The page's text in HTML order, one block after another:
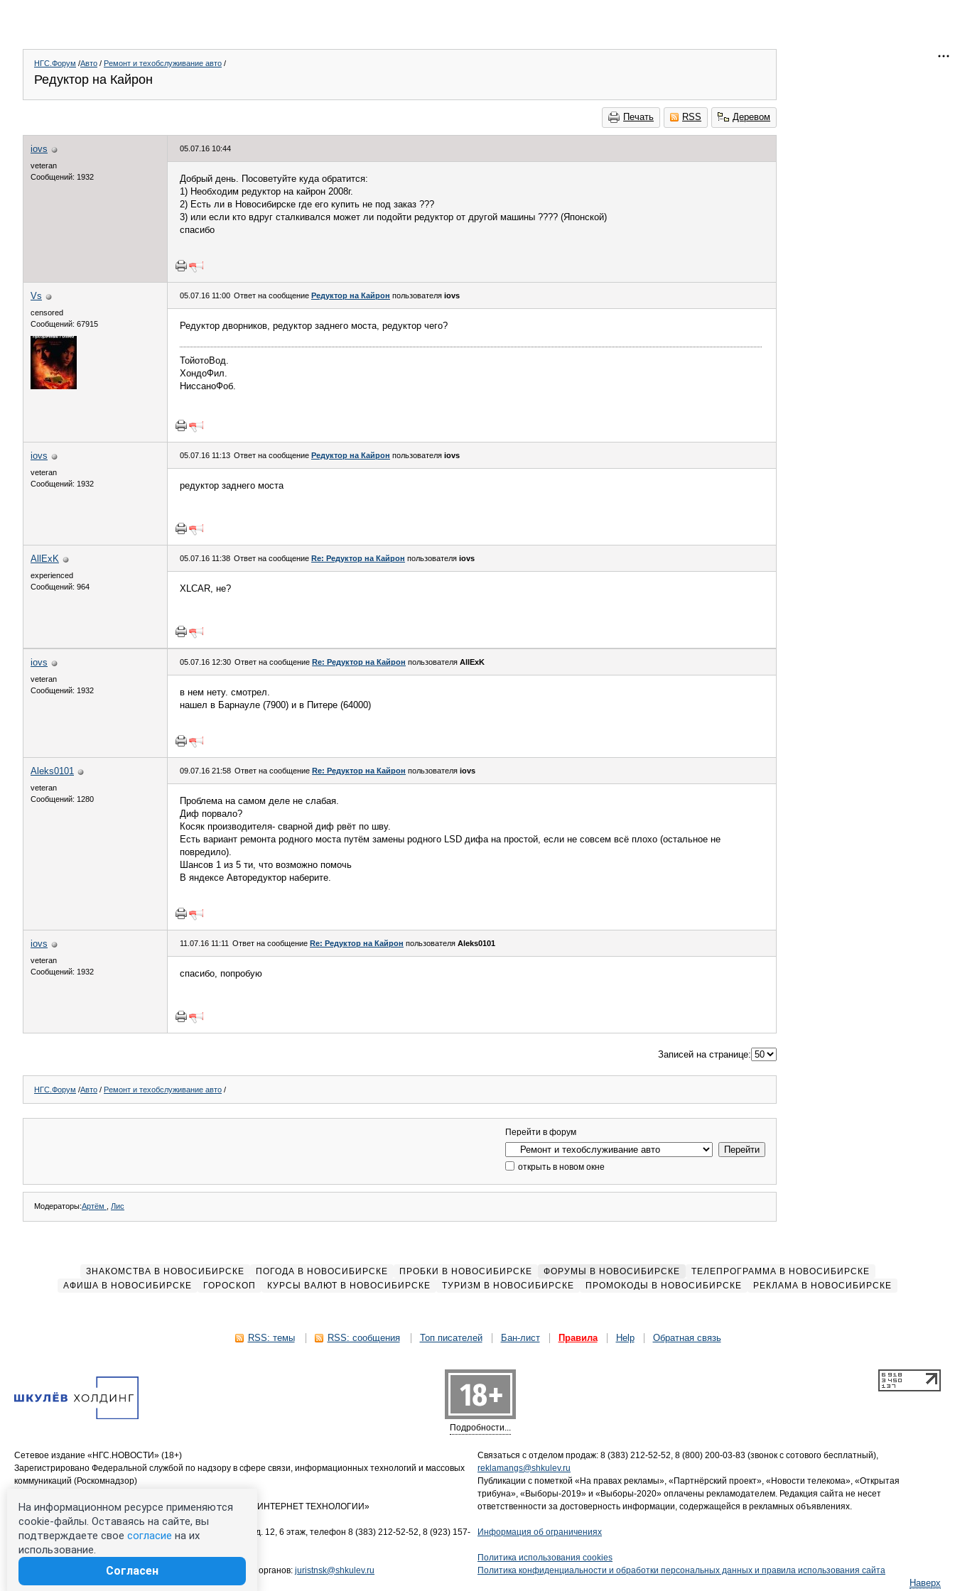
НГС.Форум /Авто / Ремонт и техобслуживание авто /
Редуктор на Кайрон
Печать RSS Деревом
iovs
veteran
Сообщений: 1932
05.07.16 10:44
Добрый день. Посоветуйте куда обратится:
1) Необходим редуктор на кайрон 2008г.
2) Есть ли в Новосибирске где его купить не под заказ ???
3) или если кто вдруг сталкивался может ли подойти редуктор от другой машины ???? (Японской)
спасибо
Vs
censored
Сообщений: 67915
05.07.16 11:00 Ответ на сообщение Редуктор на Кайрон пользователя iovs
Редуктор дворников, редуктор заднего моста, редуктор чего?
ТойотоВод.
ХондоФил.
НиссаноФоб.
iovs
veteran
Сообщений: 1932
05.07.16 11:13 Ответ на сообщение Редуктор на Кайрон пользователя iovs
редуктор заднего моста
AllExK
experienced
Сообщений: 964
05.07.16 11:38 Ответ на сообщение Re: Редуктор на Кайрон пользователя iovs
XLCAR, не?
iovs
veteran
Сообщений: 1932
05.07.16 12:30 Ответ на сообщение Re: Редуктор на Кайрон пользователя AllExK
в нем нету. смотрел.
нашел в Барнауле (7900) и в Питере (64000)
Aleks0101
veteran
Сообщений: 1280
09.07.16 21:58 Ответ на сообщение Re: Редуктор на Кайрон пользователя iovs
Проблема на самом деле не слабая.
Диф порвало?
Косяк производителя- сварной диф рвёт по шву.
Есть вариант ремонта родного моста путём замены родного LSD дифа на простой, если не совсем всё плохо (остальное не
повредило).
Шансов 1 из 5 ти, что возможно помочь
В яндексе Авторедуктор наберите.
iovs
veteran
Сообщений: 1932
11.07.16 11:11 Ответ на сообщение Re: Редуктор на Кайрон пользователя Aleks0101
спасибо, попробую
Записей на странице:
НГС.Форум /Авто / Ремонт и техобслуживание авто /
Перейти в форум
открыть в новом окне
Модераторы:Артём Лис
Наверх
ЗНАКОМСТВА В НОВОСИБИРСКЕ ПОГОДА В НОВОСИБИРСКЕ ПРОБКИ В НОВОСИБИРСКЕ ФОРУМЫ В НОВОСИБИРСКЕ
ТЕЛЕПРОГРАММА В НОВОСИБИРСКЕ
АФИША В НОВОСИБИРСКЕ
ГОРОСКОП КУРСЫ ВАЛЮТ В НОВОСИБИРСКЕ ТУРИЗМ В НОВОСИБИРСКЕ ПРОМОКОДЫ В НОВОСИБИРСКЕ РЕКЛАМА В НОВОСИБИРСКЕ
RSS: темы RSS: сообщения Топ писателей Бан-лист Правила Help Обратная связь
Подробности...
Сетевое издание «НГС.НОВОСТИ» (18+)
Зарегистрировано Федеральной службой по надзору в сфере связи, информационных технологий и массовых
коммуникаций (Роскомнадзор)
Учредитель: Общество с ограниченной ответственностью «ИНТЕРНЕТ ТЕХНОЛОГИИ»
Главный редактор: Громкова Елена Александровна
Адрес редакции: 630099, Россия, Новосибирск, ул. Ленина, д. 12, 6 этаж, телефон 8 (383) 212-52-52, 8 (923) 157-
Электронный адрес редакции:ngs@shkulev.ru
Контактные данные для Роскомнадзора и государственных органов: juristnsk@shkulev.ru
Техподдержка:help@shkulev.ru, 8 (800) 200-03-83 (доб.3)
Связаться с отделом продаж: 8 (383) 212-52-52, 8 (800) 200-03-83 (звонок с сотового бесплатный),
reklamangs@shkulev.ru
Публикации с пометкой «На правах рекламы», «Партнёрский проект», «Новости телекома», «Открытая
трибуна», «Выборы-2019» и «Выборы-2020» оплачены рекламодателем. Редакция сайта не несет
ответственности за достоверность информации, содержащейся в рекламных объявлениях.
Информация об ограничениях
Политика использования cookies
Политика конфиденциальности и обработки персональных данных и правила использования сайта
На информационном ресурсе применяются
cookie-файлы. Оставаясь на сайте, вы
подтверждаете свое согласие на их
использование.
Согласен